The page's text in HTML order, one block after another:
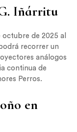
Iñárritu
de 2025 al
recorrer un
análogos
continua de
Perros.
en